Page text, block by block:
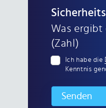
Was ergibt
(Zahl)
Ich habe die
Kenntnis